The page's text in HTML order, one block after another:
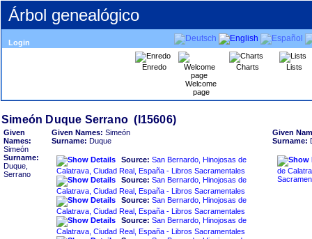
Árbol genealógico
Login
Enredo
Welcome
page
Charts Lists
Given
Names:
Simeón
Surname:
Duque,
Serrano
Given Names: Simeón
Surname: Duque
Source: San Bernardo, Hinojosas de
Calatrava, Ciudad Real, España - Libros Sacramentales
Source: San Bernardo, Hinojosas de
Calatrava, Ciudad Real, España - Libros Sacramentales
Source: San Bernardo, Hinojosas de
Calatrava, Ciudad Real, España - Libros Sacramentales
Source: San Bernardo, Hinojosas de
Calatrava, Ciudad Real, España - Libros Sacramentales
Given
Surname:
de